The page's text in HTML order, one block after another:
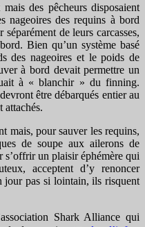
des pêcheurs disposaient
nageoires des requins à bord
de leurs carcasses,
Bien qu’un système basé
des nageoires et le poids de
à bord devait permettre un
à « blanchir » du finning.
être débarqués entier au
attachés.
mais, pour sauver les requins,
de soupe aux ailerons de
un plaisir éphémère qui
acceptent d’y renoncer
jour pas si lointain, ils risquent
Shark Alliance qui